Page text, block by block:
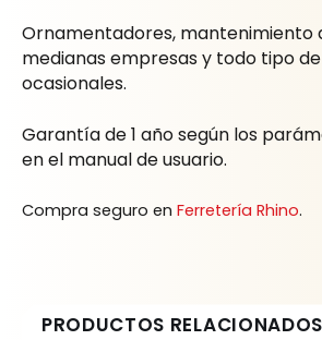
Ornamentadores, mantenimiento
medianas empresas y todo tipo
ocasionales.
Garantía de 1 año según los
en el manual de usuario.
Compra seguro en Ferretería Rhino.